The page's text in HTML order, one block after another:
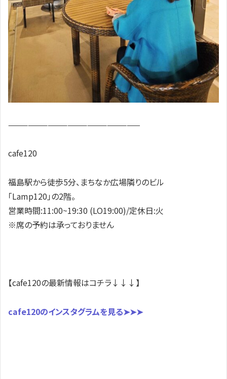
————————————————————
cafe120
福島駅から徒歩5分、まちなか広場隣りのビル
「Lamp120」の2階。
営業時間:11:00~19:30 (LO19:00)/定休日:火
※席の予約は承っておりません
【cafe120の最新情報はコチラ↓↓↓】
cafe120のインスタグラムを見る➤➤➤